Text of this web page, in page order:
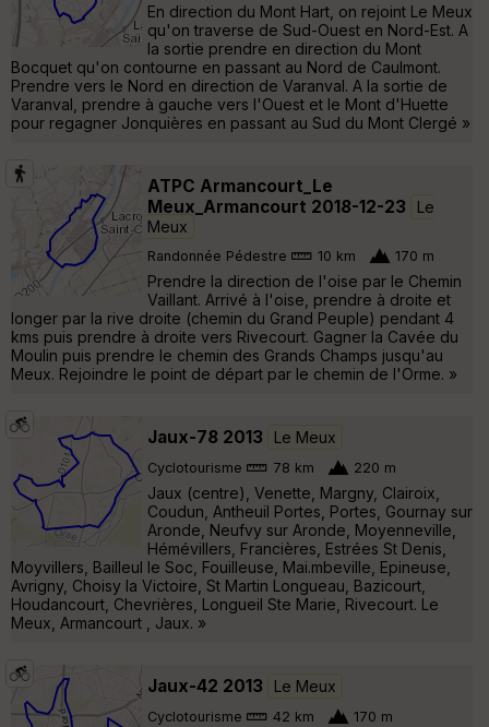
En direction du Mont Hart, on rejoint Le Meux
qu'on traverse de Sud-Ouest en Nord-Est. A
la sortie prendre en direction du Mont
Bocquet qu'on contourne en passant au Nord de Caulmont.
Prendre vers le Nord en direction de Varanval. A la sortie de
Varanval, prendre à gauche vers l'Ouest et le Mont d'Huette
pour regagner Jonquières en passant au Sud du Mont Clergé »
ATPC Armancourt_Le
Meux_Armancourt 2018-12-23
Le
Meux
Randonnée Pédestre 10 km 170 m
Prendre la direction de l'oise par le Chemin
Vaillant. Arrivé à l'oise, prendre à droite et
longer par la rive droite (chemin du Grand Peuple) pendant 4
kms puis prendre à droite vers Rivecourt. Gagner la Cavée du
Moulin puis prendre le chemin des Grands Champs jusqu'au
Meux. Rejoindre le point de départ par le chemin de l'Orme. »
Jaux-78 2013 Le Meux
Cyclotourisme 78 km 220 m
Jaux (centre), Venette, Margny, Clairoix,
Coudun, Antheuil Portes, Portes, Gournay sur
Aronde, Neufvy sur Aronde, Moyenneville,
Hémévillers, Francières, Estrées St Denis,
Moyvillers, Bailleul le Soc, Fouilleuse, Mai.mbeville, Epineuse,
Avrigny, Choisy la Victoire, St Martin Longueau, Bazicourt,
Houdancourt, Chevrières, Longueil Ste Marie, Rivecourt. Le
Meux, Armancourt , Jaux. »
Jaux-42 2013 Le Meux
Cyclotourisme 42 km 170 m